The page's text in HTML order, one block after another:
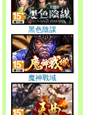
黑色陰謀
魔神戰域